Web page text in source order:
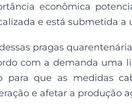
econômica
e está submetida a
pragas
com a demanda uma
para que as medidas
e afetar a produção